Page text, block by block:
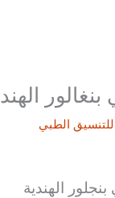
الهند
الطبي
الهندية